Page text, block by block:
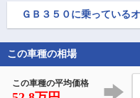
ＧＢ３５０ に乗っている
この車種の相場
この車種の平均価格